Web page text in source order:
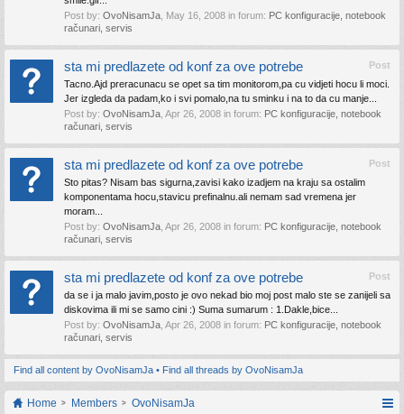
Post by: OvoNisamJa May 16, 2008 in forum: PC konfiguracije, notebook
računari, servis
Post
sta mi predlazete od konf za ove potrebe
Tacno.Ajd preracunacu se opet sa tim monitorom,pa cu vidjeti hocu li moci.
Jer izgleda da padam,ko i svi pomalo,na tu sminku i na to da cu manje...
Post by: OvoNisamJa Apr 26, 2008 in forum: PC konfiguracije, notebook
računari, servis
Post
sta mi predlazete od konf za ove potrebe
Sto pitas? Nisam bas sigurna,zavisi kako izadjem na kraju sa ostalim
komponentama hocu,stavicu prefinalnu.ali nemam sad vremena jer
moram...
Post by: OvoNisamJa Apr 26, 2008 in forum: PC konfiguracije, notebook
računari, servis
Post
sta mi predlazete od konf za ove potrebe
da se i ja malo javim,posto je ovo nekad bio moj post malo ste se zanijeli sa
diskovima ili mi se samo cini :) Suma sumarum : 1.Dakle,bice...
Post by: OvoNisamJa Apr 26, 2008 in forum: PC konfiguracije, notebook
računari, servis
Find all content by OvoNisamJa Find all threads by OvoNisamJa
Home Members OvoNisamJa